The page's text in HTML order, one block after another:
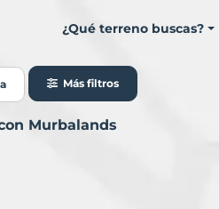
¿Qué terreno buscas?
Más filtros
Murbalands